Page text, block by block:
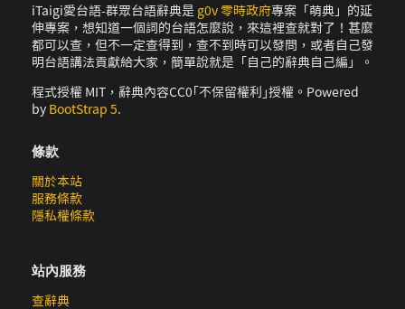
iTaigi愛台語-群眾台語辭典是 g0v 零時政府專案「萌典」的延
伸專案，想知道一個詞的台語怎麼說，來這裡查就對了！甚麼
都可以查，但不一定查得到，查不到時可以發問，或者自己發
明台語講法貢獻給大家，簡單說就是「自己的辭典自己編」。
程式授權 MIT，辭典內容CC0｢不保留權利｣授權。Powered
by BootStrap 5.
條款
關於本站
服務條款
隱私權條款
站內服務
查辭典